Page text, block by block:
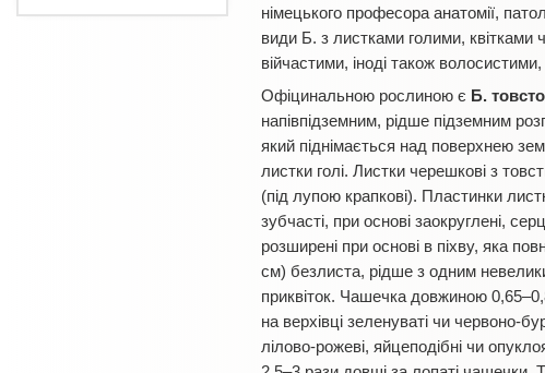
німецького професора анатомії,
види Б. з листками голими,
війчастими, іноді також
Офіцинальною рослиною є Б.
напівпідземним, рідше підземним
який піднімається над поверхнею
листки голі. Листки черешкові з
(під лупою крапкові). Пластинки
зубчасті, при основі заокруглені,
розширені при основі в піхву, яка
см) безлиста, рідше з одним
приквіток. Чашечка довжиною
на верхівці зеленуваті чи червоно-
лілово-рожеві, яйцеподібні чи